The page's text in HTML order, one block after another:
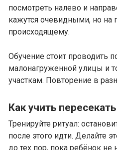
посмотреть налево и
кажутся очевидными, но на
происходящему.
Обучение стоит проводить
малонагруженной улицы и
участкам. Повторение в
Как учить
Тренируйте ритуал:
после этого идти. Делайте
до тех пор, пока ребёнок не